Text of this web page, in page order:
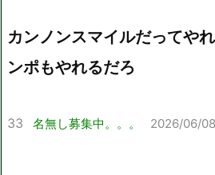
カンノンスマイルだってや
ンポもやれるだろ
33 名無し募集中。。。 2026/06/